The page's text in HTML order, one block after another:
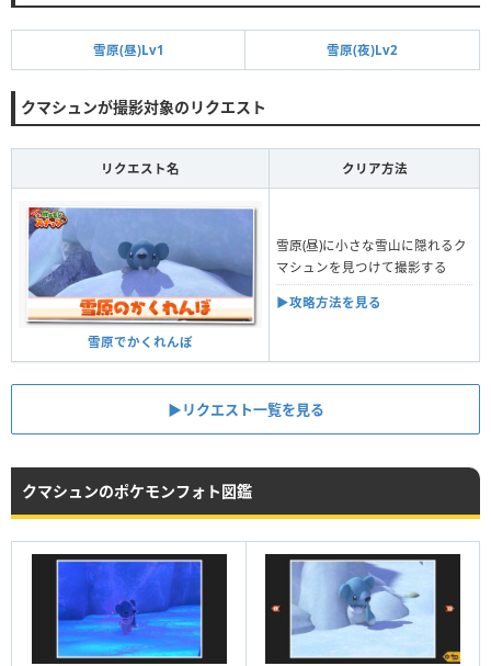
雪原(昼)Lv1 雪原(夜)Lv2
クマシュンが撮影対象のリクエスト
リクエスト名 クリア方法
雪原でかくれんぼ
雪原(昼)に小さな雪山に隠れるク
マシュンを見つけて撮影する
▶︎攻略方法を見る
▶︎リクエスト一覧を見る
クマシュンのポケモンフォト図鑑